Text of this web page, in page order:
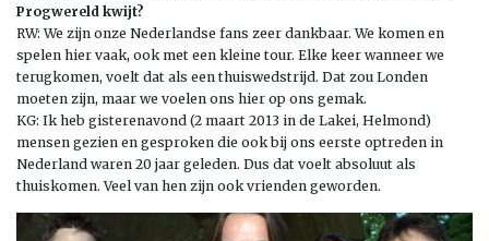
Progwereld kwijt?
RW: We zijn onze Nederlandse fans zeer dankbaar. We komen en
spelen hier vaak, ook met een kleine tour. Elke keer wanneer we
terugkomen, voelt dat als een thuiswedstrijd. Dat zou Londen
moeten zijn, maar we voelen ons hier op ons gemak.
KG: Ik heb gisterenavond (2 maart 2013 in de Lakei, Helmond)
mensen gezien en gesproken die ook bij ons eerste optreden in
Nederland waren 20 jaar geleden. Dus dat voelt absoluut als
thuiskomen. Veel van hen zijn ook vrienden geworden.